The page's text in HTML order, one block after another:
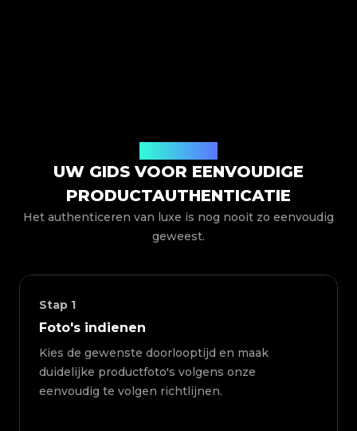
UW GIDS VOOR EENVOUDIGE
PRODUCTAUTHENTICATIE
Het authenticeren van luxe is nog nooit zo eenvoudig
geweest.
Stap 1
Foto's indienen
Kies de gewenste doorlooptijd en maak
duidelijke productfoto's volgens onze
eenvoudig te volgen richtlijnen.